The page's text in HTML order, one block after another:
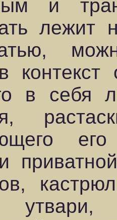
и
лежит
в себя
утвари,